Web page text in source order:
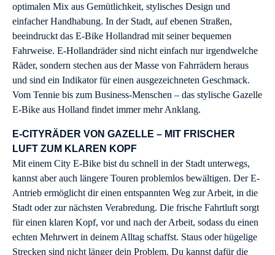
optimalen Mix aus Gemütlichkeit, stylisches Design und
einfacher Handhabung. In der Stadt, auf ebenen Straßen,
beeindruckt das E-Bike Hollandrad mit seiner bequemen
Fahrweise. E-Hollandräder sind nicht einfach nur irgendwelche
Räder, sondern stechen aus der Masse von Fahrrädern heraus
und sind ein Indikator für einen ausgezeichneten Geschmack.
Vom Tennie bis zum Business-Menschen – das stylische Gazelle
E-Bike aus Holland findet immer mehr Anklang.
E-CITYRÄDER VON GAZELLE – MIT FRISCHER
LUFT ZUM KLAREN KOPF
Mit einem City E-Bike bist du schnell in der Stadt unterwegs,
kannst aber auch längere Touren problemlos bewältigen. Der E-
Antrieb ermöglicht dir einen entspannten Weg zur Arbeit, in die
Stadt oder zur nächsten Verabredung. Die frische Fahrtluft sorgt
für einen klaren Kopf, vor und nach der Arbeit, sodass du einen
echten Mehrwert in deinem Alltag schaffst. Staus oder hügelige
Strecken sind nicht länger dein Problem. Du kannst dafür die